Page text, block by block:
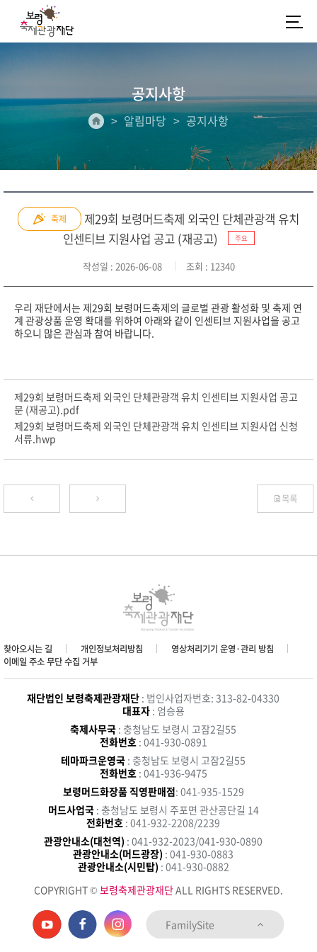
공지사항
알림마당 공지사항
축제
제29회 보령머드축제 외국인 단체관광객 유치
인센티브 지원사업 공고 (재공고)
주요
작성일 : 2026-06-08 조회 : 12340
우리 재단에서는 제29회 보령머드축제의 글로벌 관광 활성화 및 축제 연
계 관광상품 운영 확대를 위하여 아래와 같이 인센티브 지원사업을 공고
하오니 많은 관심과 참여 바랍니다.
제29회 보령머드축제 외국인 단체관광객 유치 인센티브 지원사업 공고
문 (재공고).pdf
제29회 보령머드축제 외국인 단체관광객 유치 인센티브 지원사업 신청
서류.hwp
목록
찾아오시는 길 개인정보처리방침
영상처리기기 운영·관리 방침
이메일 주소 무단 수집 거부
재단법인 보령축제관광재단 : 법인사업자번호: 313-82-04330
대표자: 엄승용
축제사무국 : 충청남도 보령시 고잠2길55
전화번호 : 041-930-0891
테마파크운영국 : 충청남도 보령시 고잠2길55
전화번호 : 041-936-9475
보령머드화장품 직영판매점: 041-935-1529
머드사업국 : 충청남도 보령시 주포면 관산공단길 14
전화번호 : 041-932-2208/2239
관광안내소(대천역) : 041-932-2023/041-930-0890
관광안내소(머드광장) : 041-930-0883
관광안내소(시민탑) : 041-930-0882
COPYRIGHT © 보령축제관광재단ALL RIGHTS RESERVED.
FamilySite